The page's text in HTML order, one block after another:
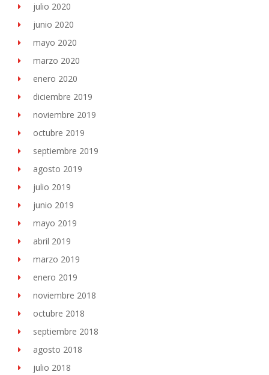
julio 2020
junio 2020
mayo 2020
marzo 2020
enero 2020
diciembre 2019
noviembre 2019
octubre 2019
septiembre 2019
agosto 2019
julio 2019
junio 2019
mayo 2019
abril 2019
marzo 2019
enero 2019
noviembre 2018
octubre 2018
septiembre 2018
agosto 2018
julio 2018